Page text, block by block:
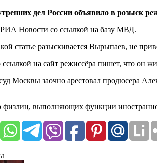
дел России объявило в розыск
Новости со ссылкой на базу МВД.
статье разыскивается Вырыпаев, не
ссылкой на сайт режиссёра пишет, что он
Москвы заочно арестовал продюсера
физлиц, выполняющих функции